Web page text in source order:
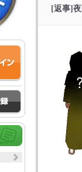
[返事]